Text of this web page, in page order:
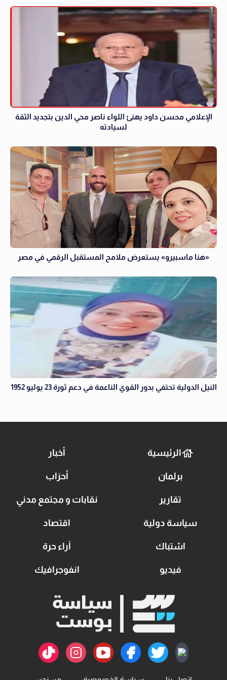
الإعلامي محسن داود يهنئ اللواء ناصر محي الدين بتجديد الثقة
لسيادته
«هنا ماسبيرو» يستعرض ملامح المستقبل الرقمي في مصر
النيل الدولية تحتفي بدور القوي الناعمة في دعم ثورة 23 يوليو 1952
الرئيسية أخبار
برلمان أحزاب
تقارير نقابات و مجتمع مدني
سياسة دولية اقتصاد
اشتباك آراء حرة
فيديو انفوجرافيك